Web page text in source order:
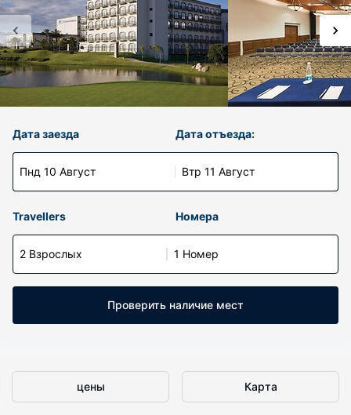
Дата заезда
Пнд 10 Август
Дата отъезда:
Втр 11 Август
Travellers Номера
2 Взрослых 1 Номер
Проверить наличие мест
цены Карта